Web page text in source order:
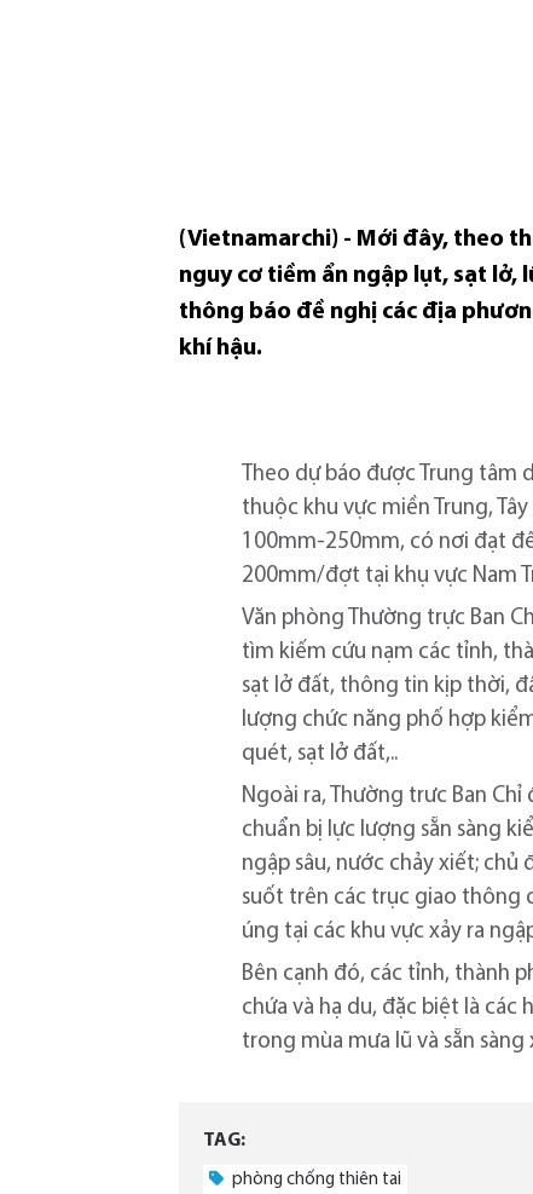
(Vietnamarchi) - Mới đây, theo
nguy cơ tiềm ẩn ngập lụt, sạt lở,
thông báo đề nghị các địa
khí hậu.
Theo dự báo được Trung
thuộc khu vực miền Trung,
100mm-250mm, có nơi đạt
200mm/đợt tại khụ vực Nam
Văn phòng Thường trực Ban
tìm kiếm cứu nạm các tỉnh,
sạt lở đất, thông tin kịp thời,
lượng chức năng phố hợp
quét, sạt lở đất,..
Ngoài ra, Thường trưc Ban
chuẩn bị lực lượng sẵn sàng
ngập sâu, nước chảy xiết;
suốt trên các trục giao thông
úng tại các khu vực xảy ra
Bên cạnh đó, các tỉnh, thành
chứa và hạ du, đặc biệt là
trong mùa mưa lũ và sẵn
TAG:
phòng chống thiên tai